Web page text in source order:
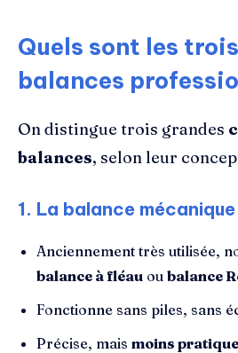
Quels sont les
balances
On distingue trois grandes
balances, selon leur
1. La balance mécanique
Anciennement très utilisée,
balance à fléau ou balance
Fonctionne sans piles, sans
Précise, mais moins pratique